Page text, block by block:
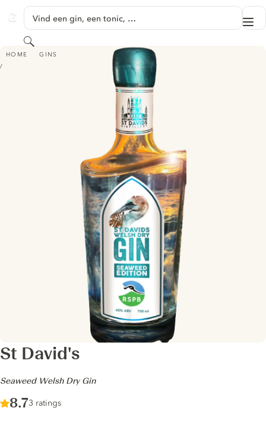
GINVENTORY
Vind een gin, een tonic, …
Zoeken
HOME GINS
ST DAVID'S - SEAWEED WELSH DRY GIN
St David's
-
Seaweed Welsh Dry Gin
Score :
8.7/ 10
3 ratings